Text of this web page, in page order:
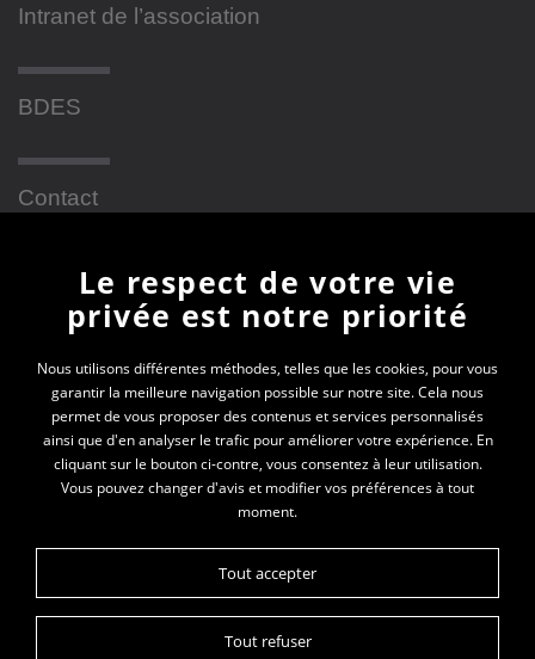
Intranet de l’association
BDES
Contact
Newsletter
En vous inscrivant à la newsletter, vous recevrez
toutes les actualités des PEP 69
Votre e-mail*
Le respect de votre vie
privée est notre priorité
Nous utilisons différentes méthodes, telles que les cookies, pour vous
garantir la meilleure navigation possible sur notre site. Cela nous
permet de vous proposer des contenus et services personnalisés
ainsi que d'en analyser le trafic pour améliorer votre expérience. En
cliquant sur le bouton ci-contre, vous consentez à leur utilisation.
Vous pouvez changer d'avis et modifier vos préférences à tout
moment.
Tout accepter
Tout refuser